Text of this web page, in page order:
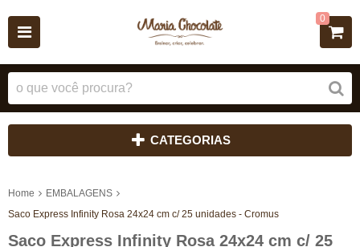
0
CATEGORIAS
Home
EMBALAGENS
Saco Express Infinity Rosa 24x24 cm c/ 25 unidades - Cromus
Saco Express Infinity Rosa 24x24 cm c/ 25